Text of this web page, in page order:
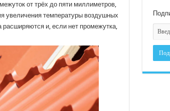
от трёх до пяти миллиметров,
увеличения температуры воздушных
расширяются и, если нет промежутка,